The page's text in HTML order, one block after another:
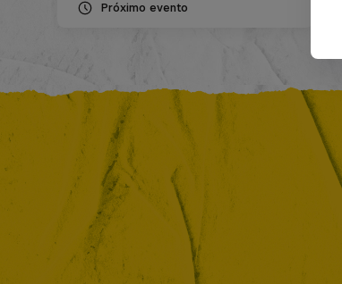
Próximo evento